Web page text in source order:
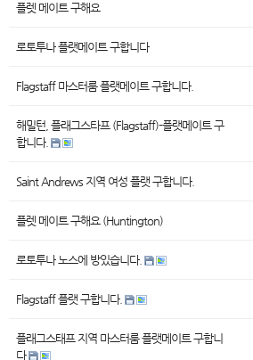
플렛 메이트 구해요
로토투나 플랫메이트 구합니다
Flagstaff 마스터룸 플랫메이트 구합니다.
해밀턴, 플래그스타프 (Flagstaff)-플랫메이트 구
합니다.
Saint Andrews 지역 여성 플랫 구합니다.
플렛 메이트 구해요 (Huntington)
로토투나 노스에 방있습니다.
Flagstaff 플랫 구합니다.
플래그스태프 지역 마스터룸 플랫메이트 구합니
다